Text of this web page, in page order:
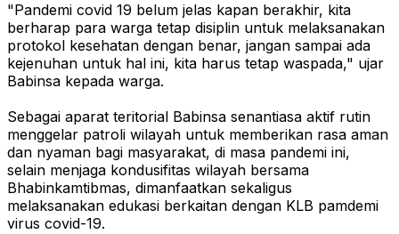
"Pandemi covid 19 belum jelas kapan berakhir, kita
berharap para warga tetap disiplin untuk melaksanakan
protokol kesehatan dengan benar, jangan sampai ada
kejenuhan untuk hal ini, kita harus tetap waspada," ujar
Babinsa kepada warga.
Sebagai aparat teritorial Babinsa senantiasa aktif rutin
menggelar patroli wilayah untuk memberikan rasa aman
dan nyaman bagi masyarakat, di masa pandemi ini,
selain menjaga kondusifitas wilayah bersama
Bhabinkamtibmas, dimanfaatkan sekaligus
melaksanakan edukasi berkaitan dengan KLB pamdemi
virus covid-19.